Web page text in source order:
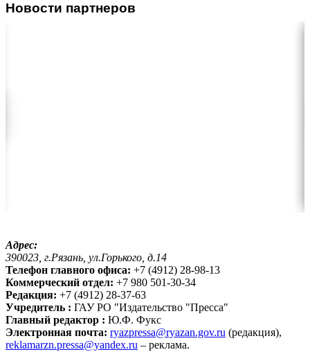
Новости партнеров
Адрес:
390023, г.Рязань, ул.Горького, д.14
Телефон главного офиса: +7 (4912) 28-98-13
Коммерческий отдел: +7 980 501-30-34
Редакция: +7 (4912) 28-37-63
Учредитель : ГАУ РО "Издательство "Пресса"
Главный редактор : Ю.Ф. Фукс
Электронная почта: ryazpressa@ryazan.gov.ru (редакция),
reklamarzn.pressa@yandex.ru – реклама.